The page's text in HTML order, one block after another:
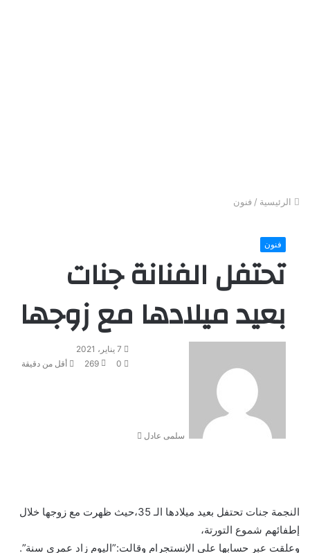
الرئيسية / فنون
فنون
تحتفل الفنانة جنات
بعيد ميلادها مع زوجها
سلمى عادل
ك
7 يناير، 2021
0
269 أقل من دقيقة
النجمة جنات تحتفل بعيد ميلادها الـ 35،حيث ظهرت مع زوجها خلال
إطفائهم شموع التورتة،
وعلقت عبر حسابها علي الإنستجرام وقالت:”اليوم زاد عمري سنة”.